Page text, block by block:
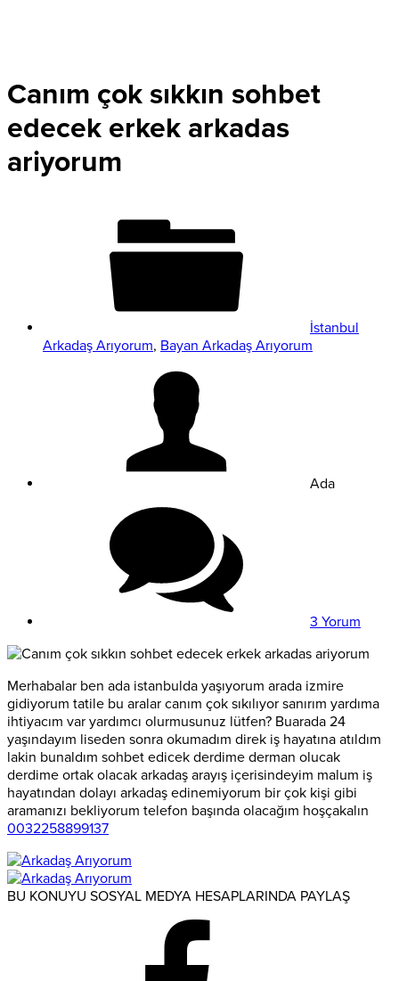
Canım çok sıkkın sohbet
edecek erkek arkadas
ariyorum
İstanbul
Arkadaş Arıyorum, Bayan Arkadaş Arıyorum
Ada
3 Yorum
Merhabalar ben ada istanbulda yaşıyorum arada izmire
gidiyorum tatile bu aralar canım çok sıkılıyor sanırım yardıma
ihtiyacım var yardımcı olurmusunuz lütfen? Buarada 24
yaşındayım liseden sonra okumadım direk iş hayatına atıldım
lakin bunaldım sohbet edicek derdime derman olucak
derdime ortak olacak arkadaş arayış içerisindeyim malum iş
hayatından dolayı arkadaş edinemiyorum bir çok kişi gibi
aramanızı bekliyorum telefon başında olacağım hoşçakalın
0032258899137
BU KONUYU SOSYAL MEDYA HESAPLARINDA PAYLAŞ